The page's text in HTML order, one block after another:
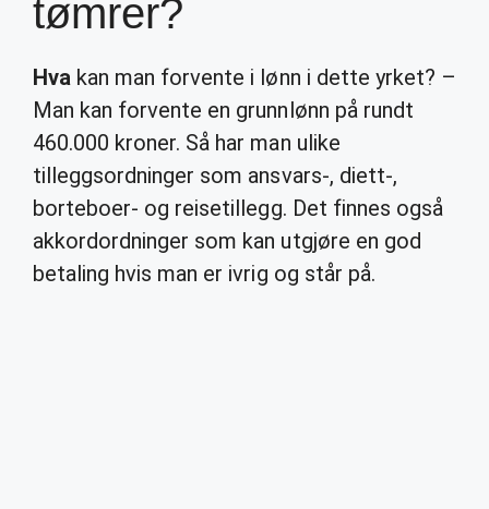
tømrer?
Hva kan man forvente i lønn i dette yrket? –
Man kan forvente en grunnlønn på rundt
460.000 kroner. Så har man ulike
tilleggsordninger som ansvars-, diett-,
borteboer- og reisetillegg. Det finnes også
akkordordninger som kan utgjøre en god
betaling hvis man er ivrig og står på.